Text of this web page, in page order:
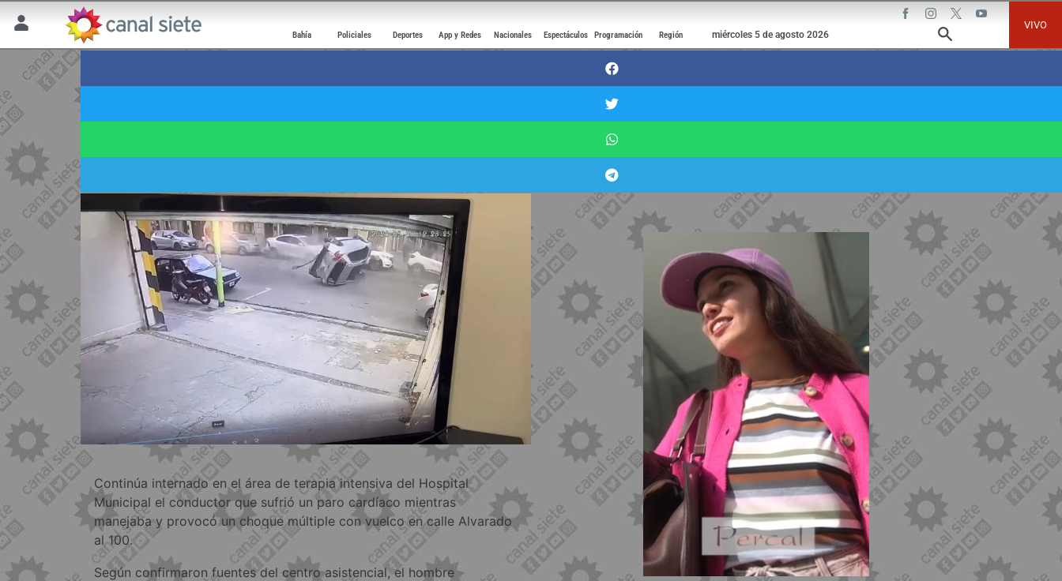
Bahía Policiales Deportes App y Redes Nacionales Espectáculos Programación Región miércoles 5 de agosto 2026
VIVO
Sigue en terapia intensiva el conductor que sufrió un paro cardíaco y provocó
un choque múltiple en el centro
29 mayo 2026 | 9:46
Continúa internado en el área de terapia intensiva del Hospital
Municipal el conductor que sufrió un paro cardíaco mientras
manejaba y provocó un choque múltiple con vuelco en calle Alvarado
al 100.
Según confirmaron fuentes del centro asistencial, el hombre